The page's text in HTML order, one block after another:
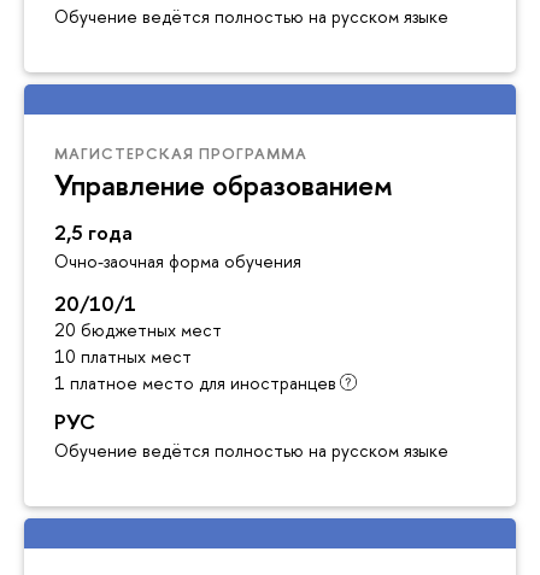
Обучение ведётся полностью на русском языке
МАГИСТЕРСКАЯ ПРОГРАММА
Управление образованием
2,5 года
Очно-заочная форма обучения
20/10/1
20 бюджетных мест
10 платных мест
1 платное место для иностранцев
РУС
Обучение ведётся полностью на русском языке